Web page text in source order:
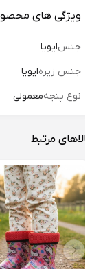
ویژگی های محصول
جنسایویا
جنس زیره ایویا
نوع پنجهمعمولی
مرتبط